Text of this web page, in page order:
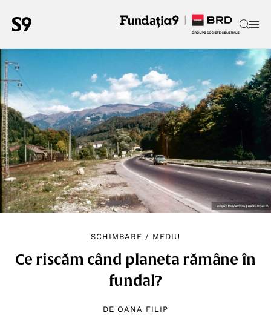
SCHIMBARE / MEDIU
Ce riscăm când planeta rămâne în
fundal?
DE OANA FILIP